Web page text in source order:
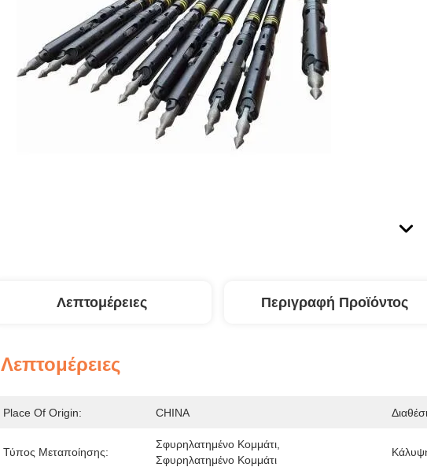
Λεπτομέρειες Περιγραφή Προϊόντος
Λεπτομέρειες
Place Of Origin: CHINA
Τύπος Μεταποίησης:
Σφυρηλατημένο Κομμάτι,
Σφυρηλατημένο Κομμάτι